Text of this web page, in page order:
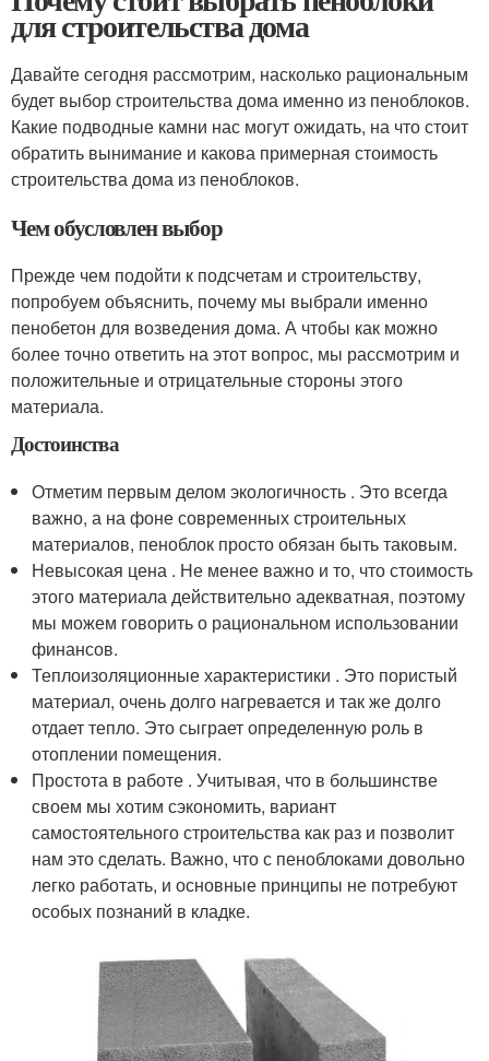
для строительства дома
Давайте сегодня рассмотрим, насколько рациональным
будет выбор строительства дома именно из пеноблоков.
Какие подводные камни нас могут ожидать, на что стоит
обратить вынимание и какова примерная стоимость
строительства дома из пеноблоков.
Чем обусловлен выбор
Прежде чем подойти к подсчетам и строительству,
попробуем объяснить, почему мы выбрали именно
пенобетон для возведения дома. А чтобы как можно
более точно ответить на этот вопрос, мы рассмотрим и
положительные и отрицательные стороны этого
материала.
Достоинства
Отметим первым делом экологичность . Это всегда
важно, а на фоне современных строительных
материалов, пеноблок просто обязан быть таковым.
Невысокая цена . Не менее важно и то, что стоимость
этого материала действительно адекватная, поэтому
мы можем говорить о рациональном использовании
финансов.
Теплоизоляционные характеристики . Это пористый
материал, очень долго нагревается и так же долго
отдает тепло. Это сыграет определенную роль в
отоплении помещения.
Простота в работе . Учитывая, что в большинстве
своем мы хотим сэкономить, вариант
самостоятельного строительства как раз и позволит
нам это сделать. Важно, что с пеноблоками довольно
легко работать, и основные принципы не потребуют
особых познаний в кладке.